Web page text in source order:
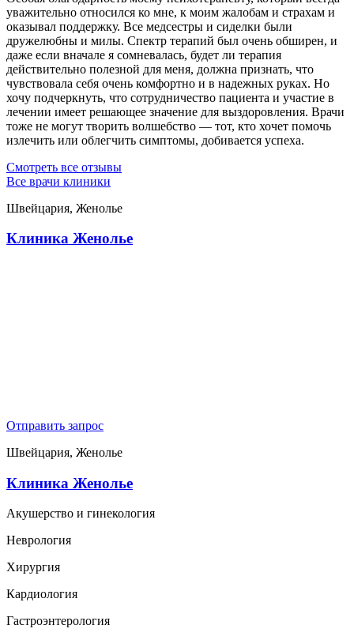
уважительно относился ко мне, к моим жалобам и страхам и
оказывал поддержку. Все медсестры и сиделки были
дружелюбны и милы. Спектр терапий был очень обширен, и
даже если вначале я сомневалась, будет ли терапия
действительно полезной для меня, должна признать, что
чувствовала себя очень комфортно и в надежных руках. Но
хочу подчеркнуть, что сотрудничество пациента и участие в
лечении имеет решающее значение для выздоровления. Врачи
тоже не могут творить волшебство — тот, кто хочет помочь
излечить или облегчить симптомы, добивается успеха.
Смотреть все отзывы
Все врачи клиники
Швейцария, Женолье
Клиника Женолье
Отправить запрос
Швейцария, Женолье
Клиника Женолье
Акушерство и гинекология
Неврология
Хирургия
Кардиология
Гастроэнтерология